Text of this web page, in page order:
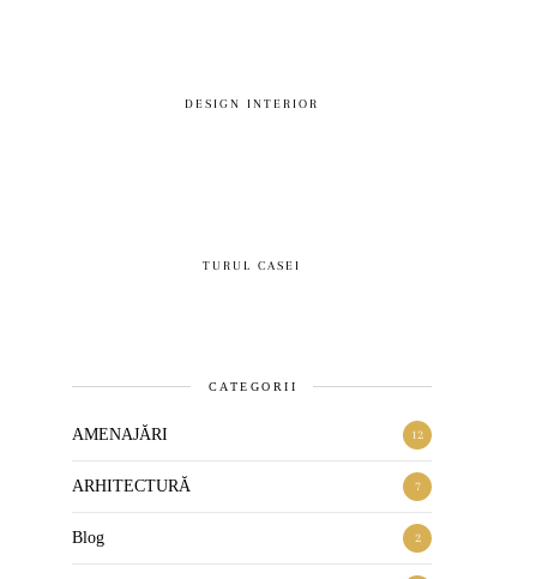
DESIGN INTERIOR
TURUL CASEI
CATEGORII
AMENAJĂRI 12
ARHITECTURĂ 7
Blog 2